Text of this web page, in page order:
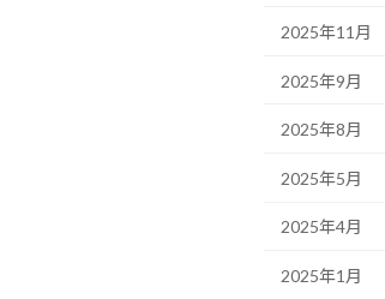
2025年11月
2025年9月
2025年8月
2025年5月
2025年4月
2025年1月